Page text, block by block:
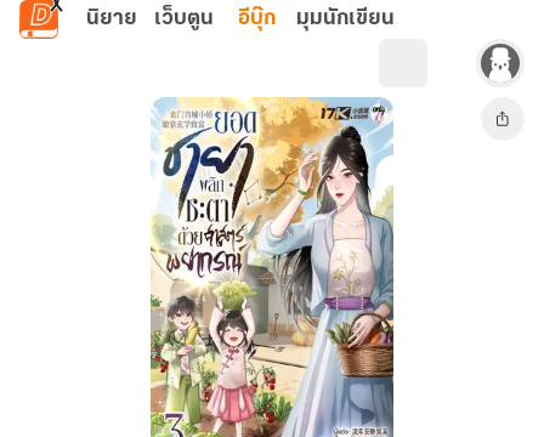
ข้ามไปยังเนื้อหาหลัก
นิยาย เว็บตูน อีบุ๊ก มุมนักเขียน